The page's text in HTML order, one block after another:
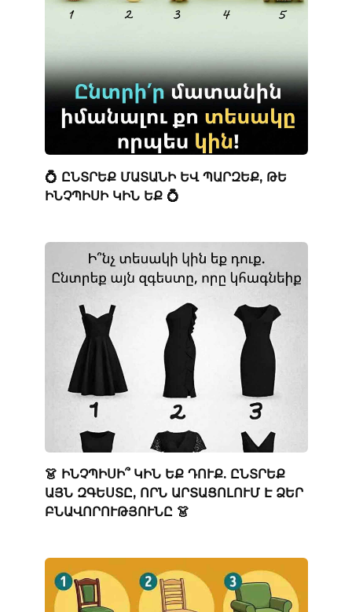
💍 ԸՆՏՐԵՔ ՄԱՏԱՆԻ ԵՎ ՊԱՐԶԵՔ, ԹԵ
ԻՆՉՊԻՍԻ ԿԻՆ ԵՔ 💍
👗 ԻՆՉՊԻՍԻ՞ ԿԻՆ ԵՔ ԴՈՒՔ. ԸՆՏՐԵՔ
ԱՅՆ ԶԳԵՍՏԸ, ՈՐՆ ԱՐՏԱՑՈԼՈՒՄ Է ՁԵՐ
ԲՆԱՎՈՐՈՒԹՅՈՒՆԸ 👗